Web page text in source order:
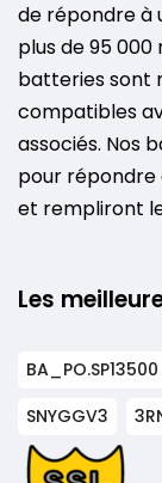
de répondre à
plus de 95
batteries sont
compatibles
associés. Nos
pour
et rempliront
Les
BA_PO.SP13500
SNYGGV3